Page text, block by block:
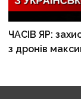
ЧАСІВ ЯР:
з дронів